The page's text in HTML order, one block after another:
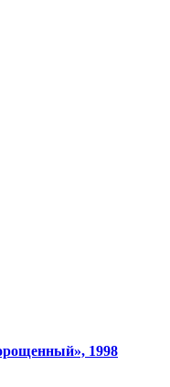
1998